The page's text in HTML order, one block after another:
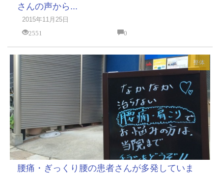
さんの声から...
2015年11月25日
2551
0
整体
腰痛・ぎっくり腰の患者さんが多発していま